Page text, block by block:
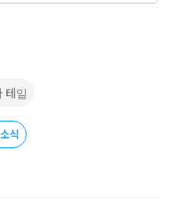
테일
식